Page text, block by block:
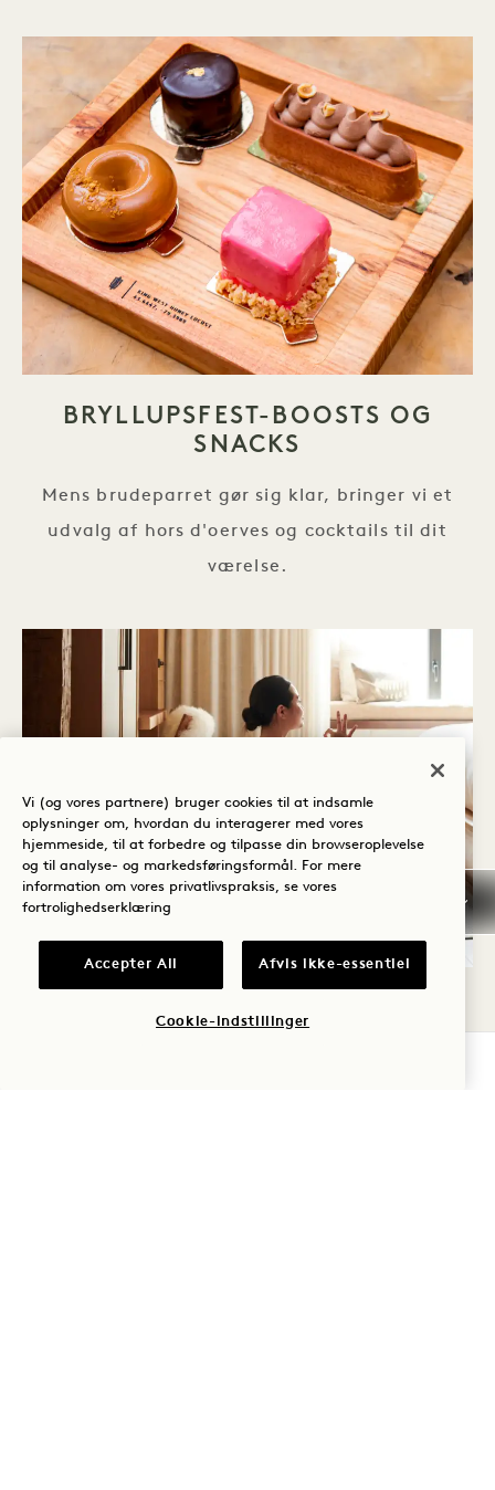
BRYLLUPSFEST-BOOSTS OG
SNACKS
Mens brudeparret gør sig klar, bringer vi et
udvalg af hors d'oerves og cocktails til dit
værelse.
Vi (og vores partnere) bruger cookies til at indsamle
oplysninger om, hvordan du interagerer med vores
hjemmeside, til at forbedre og tilpasse din browseroplevelse
og til analyse- og markedsføringsformål. For mere
information om vores privatlivspraksis, se vores
fortrolighedserklæring
Accepter All Afvis ikke-essentiel
Cookie-indstillinger